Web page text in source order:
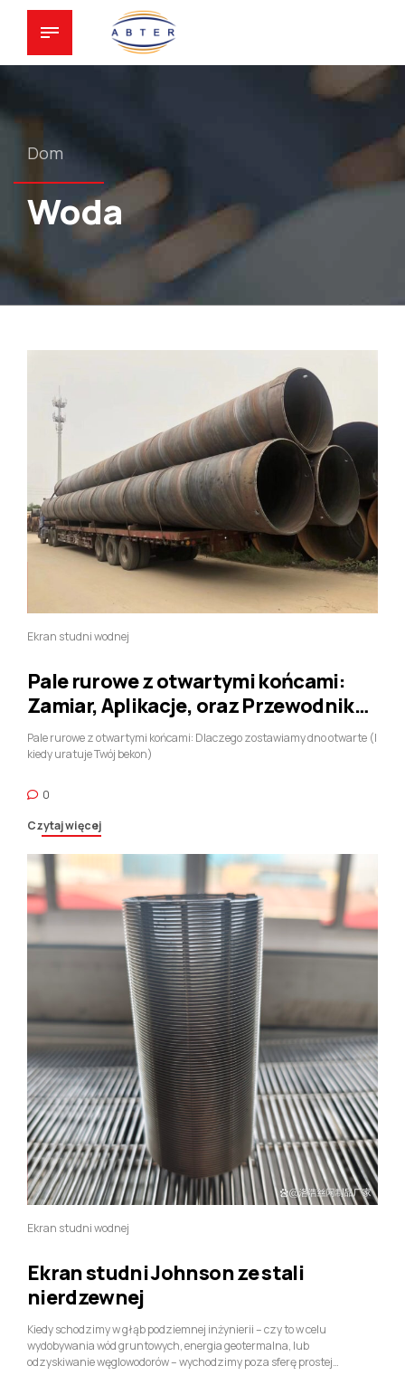
Dom
Woda
Ekran studni wodnej
0
Pale rurowe z otwartymi końcami:
Zamiar, Aplikacje, oraz Przewodnik
po wynikach terenowych
Pale rurowe z otwartymi końcami: Dlaczego zostawiamy dno otwarte (I
kiedy uratuje Twój bekon)
Czytaj więcej
Ekran studni wodnej
Ekran studni Johnson ze stali
nierdzewnej
Kiedy schodzimy w głąb podziemnej inżynierii – czy to w celu
wydobywania wód gruntowych, energia geotermalna, lub
odzyskiwanie węglowodorów – wychodzimy poza sferę prostej